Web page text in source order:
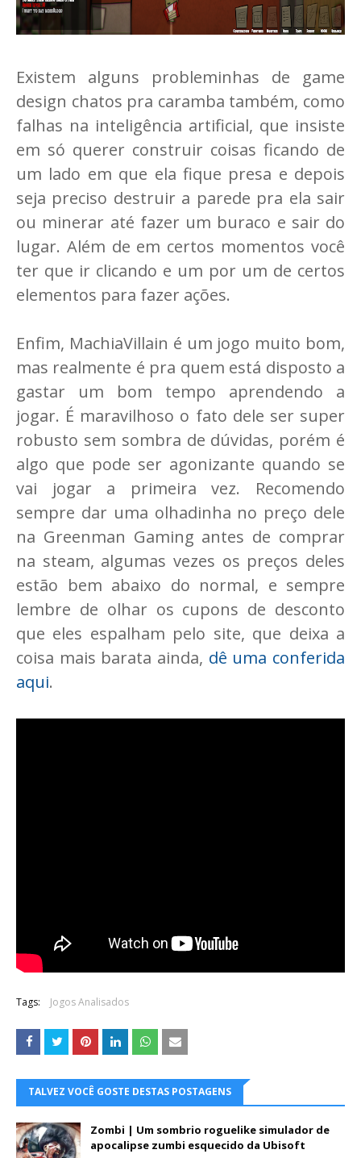
Existem alguns probleminhas de game
design chatos pra caramba também, como
falhas na inteligência artificial, que insiste
em só querer construir coisas ficando de
um lado em que ela fique presa e depois
seja preciso destruir a parede pra ela sair
ou minerar até fazer um buraco e sair do
lugar. Além de em certos momentos você
ter que ir clicando e um por um de certos
elementos para fazer ações.
Enfim, MachiaVillain é um jogo muito bom,
mas realmente é pra quem está disposto a
gastar um bom tempo aprendendo a
jogar. É maravilhoso o fato dele ser super
robusto sem sombra de dúvidas, porém é
algo que pode ser agonizante quando se
vai jogar a primeira vez. Recomendo
sempre dar uma olhadinha no preço dele
na Greenman Gaming antes de comprar
na steam, algumas vezes os preços deles
estão bem abaixo do normal, e sempre
lembre de olhar os cupons de desconto
que eles espalham pelo site, que deixa a
coisa mais barata ainda, dê uma conferida
aqui.
Tags: Jogos Analisados
TALVEZ VOCÊ GOSTE DESTAS POSTAGENS
Zombi | Um sombrio roguelike simulador de
apocalipse zumbi esquecido da Ubisoft